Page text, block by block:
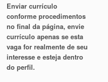
Enviar currículo
conforme procedimentos
no final da página, envie
currículo apenas se esta
vaga for realmente de seu
interesse e esteja dentro
do perfil.